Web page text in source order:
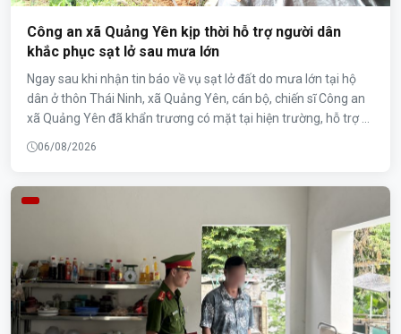
Công an xã Quảng Yên kịp thời hỗ trợ người dân
khắc phục sạt lở sau mưa lớn
Ngay sau khi nhận tin báo về vụ sạt lở đất do mưa lớn tại hộ
dân ở thôn Thái Ninh, xã Quảng Yên, cán bộ, chiến sĩ Công an
xã Quảng Yên đã khẩn trương có mặt tại hiện trường, hỗ trợ di
06/08/2026